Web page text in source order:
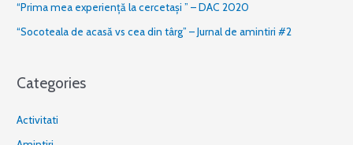
“Prima mea experiență la cercetași ” – DAC 2020
“Socoteala de acasă vs cea din târg” – Jurnal de amintiri #2
Categories
Activitati